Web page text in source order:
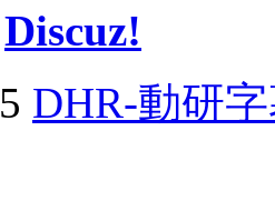
Discuz!
DHR-動研